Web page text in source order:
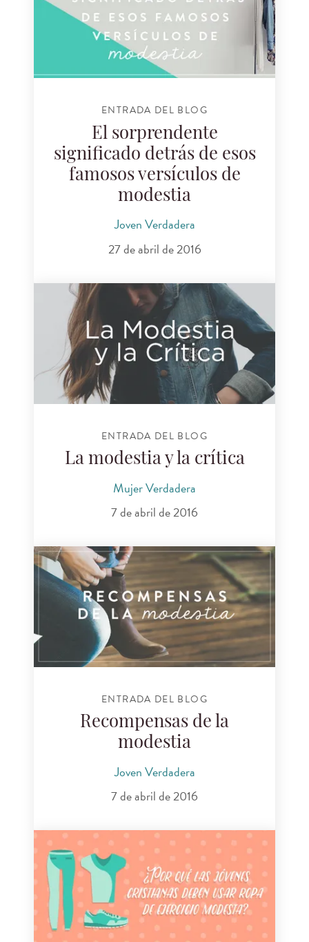
ENTRADA DEL BLOG
El sorprendente
significado detrás de esos
famosos versículos de
modestia
Joven Verdadera
27 de abril de 2016
ENTRADA DEL BLOG
La modestia y la crítica
Mujer Verdadera
7 de abril de 2016
ENTRADA DEL BLOG
Recompensas de la
modestia
Joven Verdadera
7 de abril de 2016